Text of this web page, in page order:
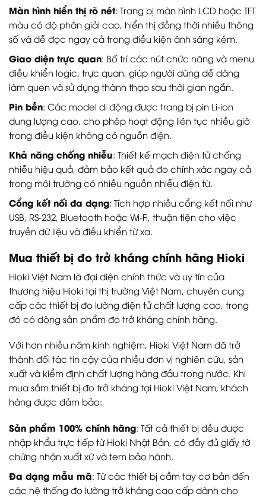
Màn hình hiển thị rõ nét: Trang bị màn hình LCD hoặc TFT
màu có độ phân giải cao, hiển thị đồng thời nhiều thông
số và dễ đọc ngay cả trong điều kiện ánh sáng kém.
Giao diện trực quan: Bố trí các nút chức năng và menu
điều khiển logic, trực quan, giúp người dùng dễ dàng
làm quen và sử dụng thành thạo sau thời gian ngắn.
Pin bền: Các model di động được trang bị pin Li-ion
dung lượng cao, cho phép hoạt động liên tục nhiều giờ
trong điều kiện không có nguồn điện.
Khả năng chống nhiễu: Thiết kế mạch điện tử chống
nhiễu hiệu quả, đảm bảo kết quả đo chính xác ngay cả
trong môi trường có nhiều nguồn nhiễu điện từ.
Cổng kết nối đa dạng: Tích hợp nhiều cổng kết nối như
USB, RS-232, Bluetooth hoặc Wi-Fi, thuận tiện cho việc
truyền dữ liệu và điều khiển từ xa.
Mua thiết bị đo trở kháng chính hãng Hioki
Hioki Việt Nam là đại diện chính thức và uy tín của
thương hiệu Hioki tại thị trường Việt Nam, chuyên cung
cấp các thiết bị đo lường điện tử chất lượng cao, trong
đó có dòng sản phẩm đo trở kháng chính hãng.
Với hơn nhiều năm kinh nghiệm, Hioki Việt Nam đã trở
thành đối tác tin cậy của nhiều đơn vị nghiên cứu, sản
xuất và kiểm định chất lượng hàng đầu trong nước. Khi
mua sắm thiết bị đo trở kháng tại Hioki Việt Nam, khách
hàng được đảm bảo:
Sản phẩm 100% chính hãng: Tất cả thiết bị đều được
nhập khẩu trực tiếp từ Hioki Nhật Bản, có đầy đủ giấy tờ
chứng nhận xuất xứ và tem bảo hành.
Đa dạng mẫu mã: Từ các thiết bị cầm tay cơ bản đến
các hệ thống đo lường trở kháng cao cấp dành cho